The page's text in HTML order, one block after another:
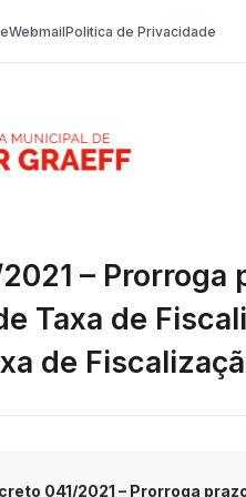
WebmailPolitica de Privacidade
– Prorroga
Taxa de
de
041/2021 – Prorroga